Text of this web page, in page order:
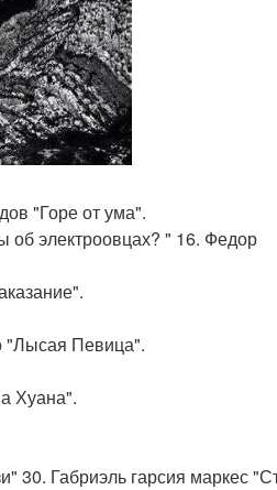
"Горе от ума".
об электроовцах? " 16. Федор
"Лысая Певица".
Хуана".
30. Габриэль гарсия маркес